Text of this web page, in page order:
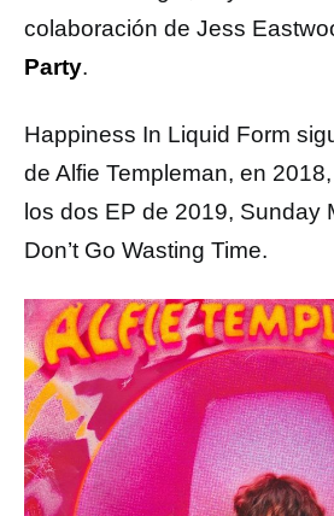
colaboración de Jess
Party.
Happiness In Liquid Form
de Alfie Templeman, en
los dos EP de 2019, Sunday
Don’t Go Wasting Time.